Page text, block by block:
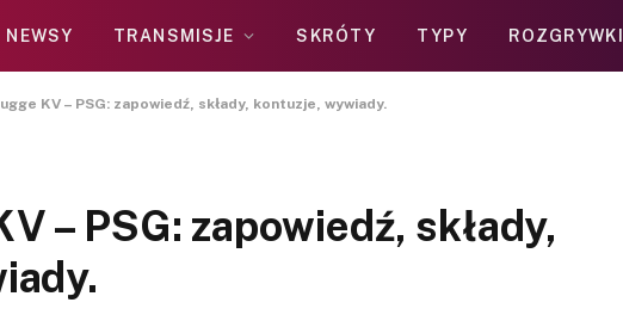
NEWSY TRANSMISJE SKRÓTY TYPY ROZGRYWKI
KV – PSG: zapowiedź, składy, kontuzje, wywiady.
– PSG: zapowiedź, składy,